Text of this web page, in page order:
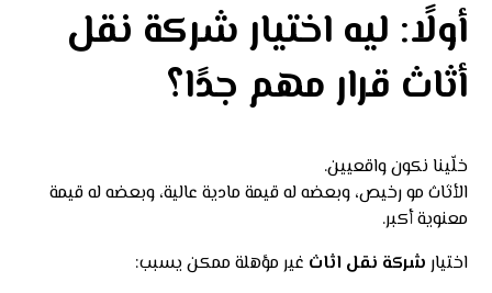
أولًا: ليه اختيار شركة نقل
أثاث قرار مهم جدًا؟
خلّينا نكون واقعيين.
الأثاث مو رخيص، وبعضه له قيمة مادية عالية، وبعضه له قيمة
معنوية أكبر.
اختيار شركة نقل اثاث غير مؤهلة ممكن يسبب: